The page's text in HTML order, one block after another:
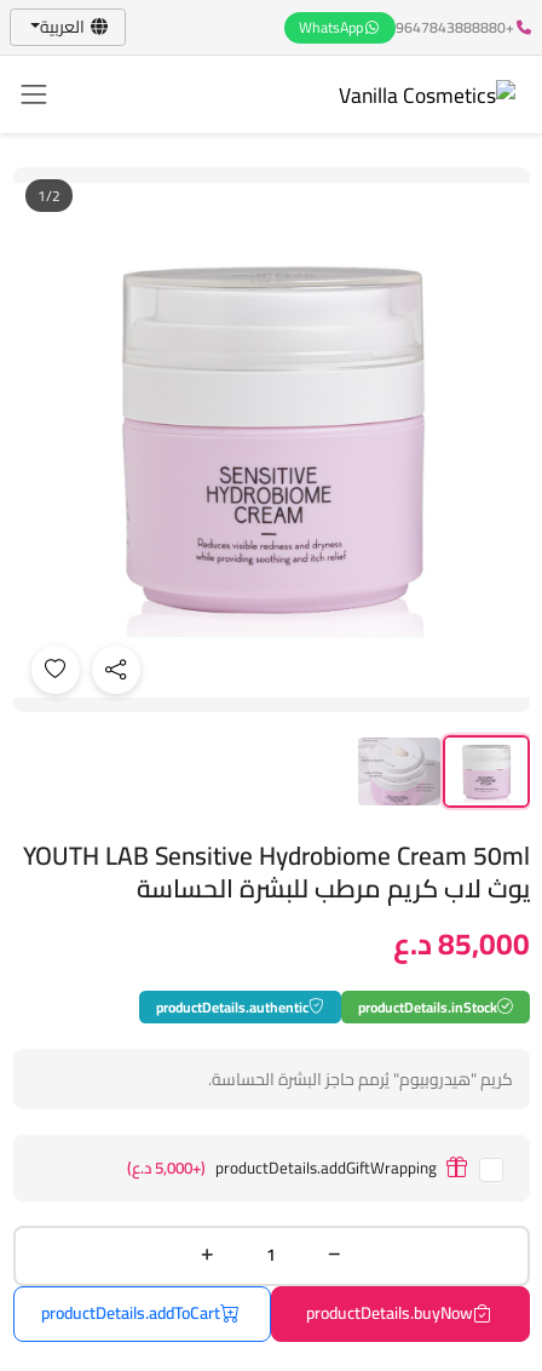
+9647843888880
WhatsApp العربية
1/2
YOUTH LAB Sensitive Hydrobiome Cream 50ml
يوث لاب كريم مرطب ​​للبشرة الحساسة
85,000 د.ع
productDetails.inStock
productDetails.authentic
كريم "هيدروبيوم" يُرمم حاجز البشرة الحساسة.
productDetails.addGiftWrapping (+5,000 د.ع)
productDetails.buyNow
productDetails.addToCart